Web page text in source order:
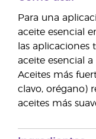
Para una
aceite esencial
las aplicaciones
aceite esencial
Aceites más
clavo, orégano)
aceites más